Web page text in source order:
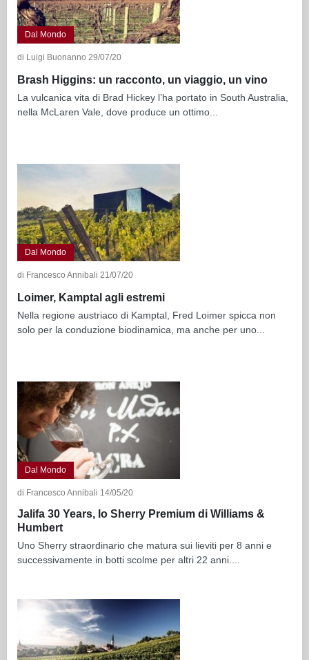
Dal Mondo
di Luigi Buonanno 29/07/20
Brash Higgins: un racconto, un viaggio, un vino
La vulcanica vita di Brad Hickey l’ha portato in South Australia,
nella McLaren Vale, dove produce un ottimo...
Dal Mondo
di Francesco Annibali 21/07/20
Loimer, Kamptal agli estremi
Nella regione austriaco di Kamptal, Fred Loimer spicca non
solo per la conduzione biodinamica, ma anche per uno...
Dal Mondo
di Francesco Annibali 14/05/20
Jalifa 30 Years, lo Sherry Premium di Williams &
Humbert
Uno Sherry straordinario che matura sui lieviti per 8 anni e
successivamente in botti scolme per altri 22 anni....